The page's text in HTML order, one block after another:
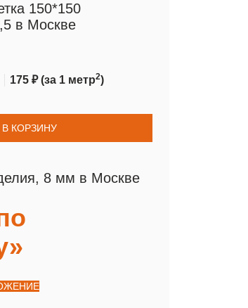
150*150
в Москве
175 ₽(за 1 метр2)
В КОРЗИНУ
8 мм в Москве